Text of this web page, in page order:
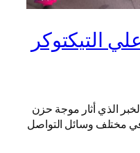
التيكتوكر
الذي أثار موجة حزن
مختلف وسائل التواصل